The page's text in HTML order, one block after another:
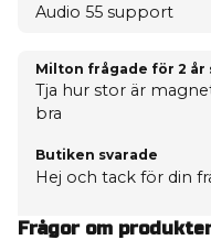
Audio 55 support
Milton frågade för 2 år
Tja hur stor är
bra
Butiken svarade
Hej och tack för din
Kan tyvärr inte hitta
Frågor om